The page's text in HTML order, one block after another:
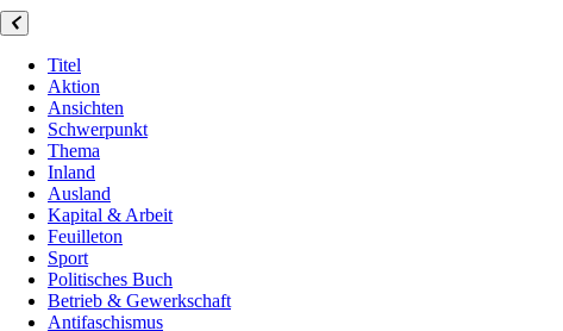
Titel
Aktion
Ansichten
Schwerpunkt
Thema
Inland
Ausland
Kapital & Arbeit
Feuilleton
Sport
Politisches Buch
Betrieb & Gewerkschaft
Antifaschismus